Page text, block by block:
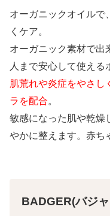
オーガニックオイルで
くケア。
オーガニック素材で出
人まで安心して使える
肌荒れや炎症をやさし
ラを配合。
敏感になった肌や乾燥
やかに整えます。赤ち
BADGER(バジ